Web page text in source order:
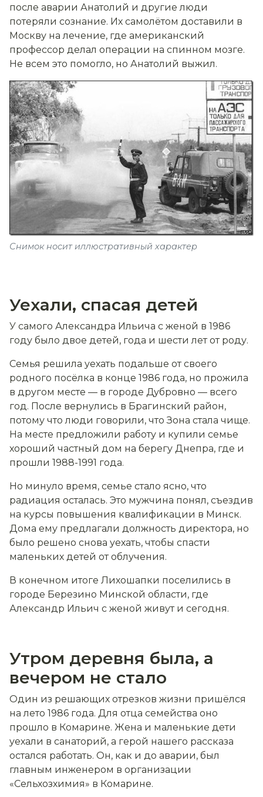
после аварии Анатолий и другие люди
потеряли сознание. Их самолётом доставили в
Москву на лечение, где американский
профессор делал операции на спинном мозге.
Не всем это помогло, но Анатолий выжил.
Снимок носит иллюстративный характер
Уехали, спасая детей
У самого Александра Ильича с женой в 1986
году было двое детей, года и шести лет от роду.
Семья решила уехать подальше от своего
родного посёлка в конце 1986 года, но прожила
в другом месте — в городе Дубровно — всего
год. После вернулись в Брагинский район,
потому что люди говорили, что Зона стала чище.
На месте предложили работу и купили семье
хороший частный дом на берегу Днепра, где и
прошли 1988-1991 года.
Но минуло время, семье стало ясно, что
радиация осталась. Это мужчина понял, съездив
на курсы повышения квалификации в Минск.
Дома ему предлагали должность директора, но
было решено снова уехать, чтобы спасти
маленьких детей от облучения.
В конечном итоге Лихошапки поселились в
городе Березино Минской области, где
Александр Ильич с женой живут и сегодня.
Утром деревня была, а
вечером не стало
Один из решающих отрезков жизни пришёлся
на лето 1986 года. Для отца семейства оно
прошло в Комарине. Жена и маленькие дети
уехали в санаторий, а герой нашего рассказа
остался работать. Он, как и до аварии, был
главным инженером в организации
«Сельхозхимия» в Комарине.